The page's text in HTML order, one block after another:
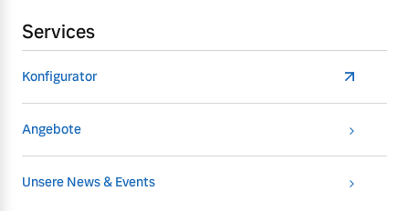
Services
Konfigurator
Angebote
Unsere News & Events